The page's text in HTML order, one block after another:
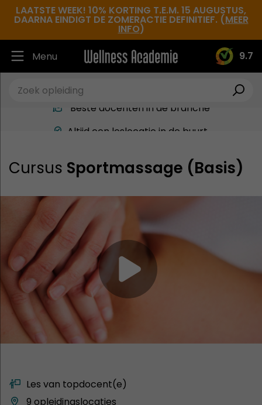
LAATSTE WEEK! 10% KORTING T.E.M. 15 AUGUSTUS,
DAARNA EINDIGT DE ZOMERACTIE DEFINITIEF. (MEER
INFO)
9.7
Menu
Ruim 30.000 tevreden studenten
Beste docenten in de branche
Cursus Sportmassage (Basis)
Les van topdocent(e)
9 opleidingslocaties